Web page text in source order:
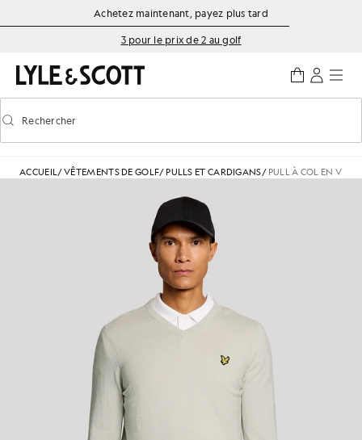
Aller directement au contenu principal
Informations sur l'accessibilité
Achetez maintenant, payez plus tard
3 pour le prix de 2 au golf
Activer/désactiver la recherche prédictive
Rechercher
ACCUEIL/VÊTEMENTS DE GOLF/ PULLS ET CARDIGANS/ PULL À COL EN V EN